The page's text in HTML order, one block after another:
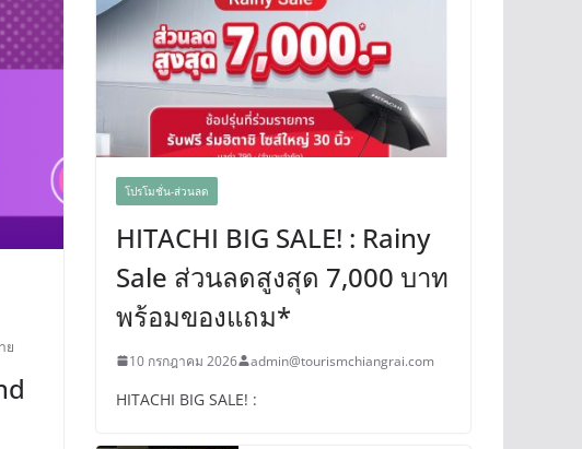
ย
โปรโมชั่น-ส่วนลด
HITACHI BIG SALE! : Rainy
Sale ส่วนลดสูงสุด 7,000 บาท
พร้อมของแถม*
10 กรกฎาคม 2026 admin@tourismchiangrai.com
HITACHI BIG SALE! :